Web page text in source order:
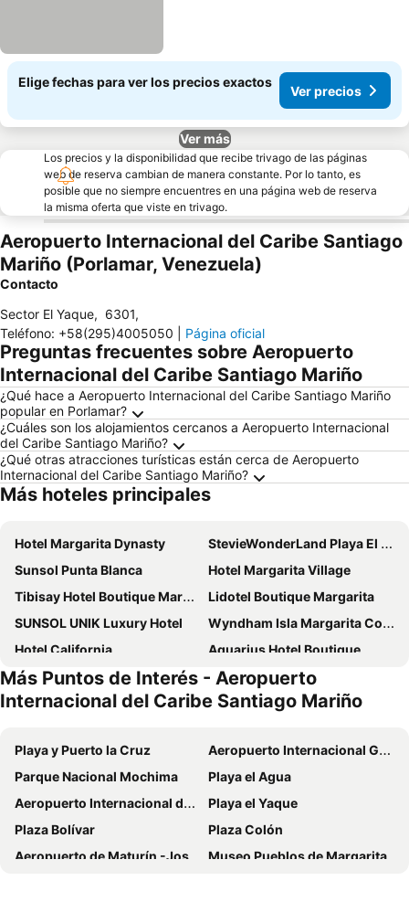
Elige fechas para ver los precios exactos
Ver precios
Ver más
Los precios y la disponibilidad que recibe trivago de las páginas
web de reserva cambian de manera constante. Por lo tanto, es
posible que no siempre encuentres en una página web de reserva
la misma oferta que viste en trivago.
Aeropuerto Internacional del Caribe Santiago
Mariño (Porlamar, Venezuela)
Contacto
Sector El Yaque, 6301,
Teléfono: +58(295)4005050 Página oficial
Preguntas frecuentes sobre Aeropuerto
Internacional del Caribe Santiago Mariño
¿Qué hace a Aeropuerto Internacional del Caribe Santiago Mariño
popular en Porlamar?
¿Cuáles son los alojamientos cercanos a Aeropuerto Internacional
del Caribe Santiago Mariño?
¿Qué otras atracciones turísticas están cerca de Aeropuerto
Internacional del Caribe Santiago Mariño?
Más hoteles principales
Hotel Margarita Dynasty
StevieWonderLand Playa El Yaque
Sunsol Punta Blanca
Hotel Margarita Village
Tibisay Hotel Boutique Margarita
Lidotel Boutique Margarita
SUNSOL UNIK Luxury Hotel
Wyndham Isla Margarita Concorde
Hotel California
Aquarius Hotel Boutique
Hotel Colibrí Suites
Lidotel Boutique Margarita
Hotel America - Boutique Margarita
Coche Paradise
Apartamento vacacional en el Hotel Dynasty , Habitación tipo Estudio PRIVADO
Hotel Yaque Paradise
Hotel Venetur Margarita
Sun Sol Isla Margarita
Celuisma Puerta del Sol Porlamar
El Yaque Beach
Hotel Surf Paradise
Howard Johnson Tinajero Suites & Beach Club
La Samanna de Margarita
Casa Rita
Más Puntos de Interés - Aeropuerto
Internacional del Caribe Santiago Mariño
Playa y Puerto la Cruz
Aeropuerto Internacional General José Antonio Anzoátegui
Parque Nacional Mochima
Playa el Agua
Aeropuerto Internacional del Caribe Santiago Mariño
Playa el Yaque
Plaza Bolívar
Plaza Colón
Aeropuerto de Maturín -Jose Tadeo Monagas
Museo Pueblos de Margarita